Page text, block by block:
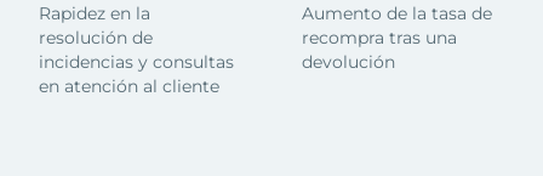
Rapidez en la
resolución de
incidencias y consultas
en atención al cliente
Aumento de la tasa de
recompra tras una
devolución